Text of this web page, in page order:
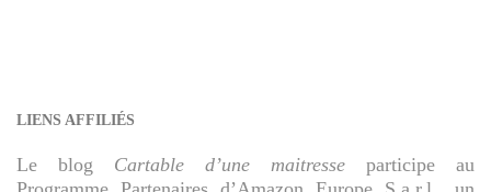
LIENS AFFILIÉS
Le blog Cartable d’une maitresse participe au